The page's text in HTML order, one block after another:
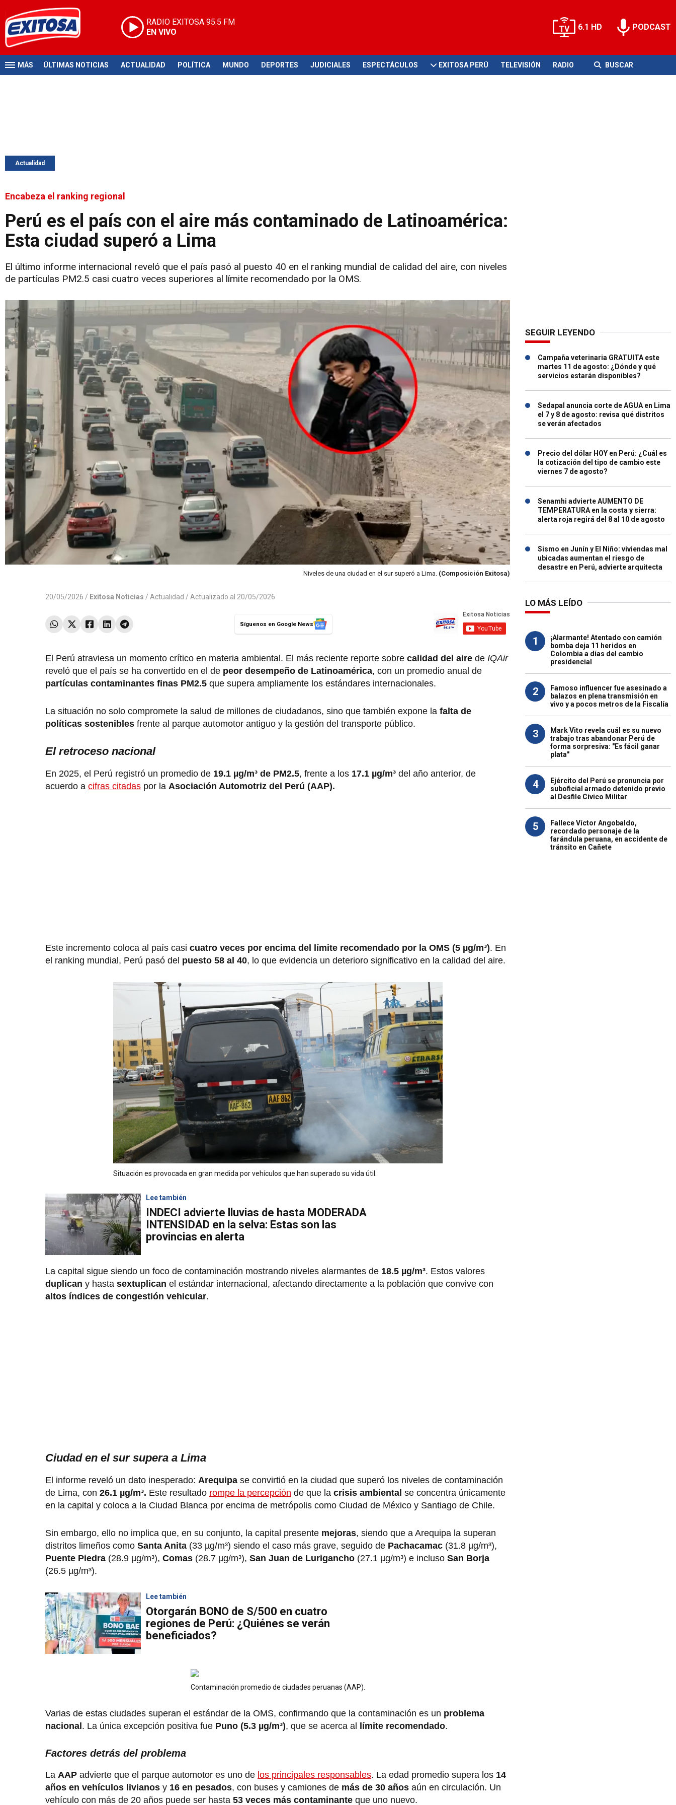
RADIO EXITOSA 95.5 FM
EN VIVO
6.1 HD PODCAST
MÁS ÚLTIMAS NOTICIAS ACTUALIDAD POLÍTICA MUNDO DEPORTES JUDICIALES ESPECTÁCULOS EXITOSA PERÚ TELEVISIÓN RADIO BUSCAR
Actualidad
Encabeza el ranking regional
Perú es el país con el aire más contaminado de Latinoamérica:
Esta ciudad superó a Lima
El último informe internacional reveló que el país pasó al puesto 40 en el ranking mundial de calidad del aire, con niveles
de partículas PM2.5 casi cuatro veces superiores al límite recomendado por la OMS.
Niveles de una ciudad en el sur superó a Lima. (Composición Exitosa)
20/05/2026 / Exitosa Noticias / Actualidad / Actualizado al 20/05/2026
Síguenos en Google News
El Perú atraviesa un momento crítico en materia ambiental. El más reciente reporte sobre calidad del aire de IQAir
reveló que el país se ha convertido en el de peor desempeño de Latinoamérica, con un promedio anual de
partículas contaminantes finas PM2.5 que supera ampliamente los estándares internacionales.
La situación no solo compromete la salud de millones de ciudadanos, sino que también expone la falta de
políticas sostenibles frente al parque automotor antiguo y la gestión del transporte público.
El retroceso nacional
En 2025, el Perú registró un promedio de 19.1 µg/m³ de PM2.5, frente a los 17.1 µg/m³ del año anterior, de
acuerdo a cifras citadas por la Asociación Automotriz del Perú (AAP).
Este incremento coloca al país casi cuatro veces por encima del límite recomendado por la OMS (5 µg/m³). En
el ranking mundial, Perú pasó del puesto 58 al 40, lo que evidencia un deterioro significativo en la calidad del aire.
Situación es provocada en gran medida por vehículos que han superado su vida útil.
Lee también
INDECI advierte lluvias de hasta MODERADA
INTENSIDAD en la selva: Estas son las
provincias en alerta
La capital sigue siendo un foco de contaminación mostrando niveles alarmantes de 18.5 µg/m³. Estos valores
duplican y hasta sextuplican el estándar internacional, afectando directamente a la población que convive con
altos índices de congestión vehicular.
Ciudad en el sur supera a Lima
El informe reveló un dato inesperado: Arequipa se convirtió en la ciudad que superó los niveles de contaminación
de Lima, con 26.1 µg/m³. Este resultado rompe la percepción de que la crisis ambiental se concentra únicamente
en la capital y coloca a la Ciudad Blanca por encima de metrópolis como Ciudad de México y Santiago de Chile.
Sin embargo, ello no implica que, en su conjunto, la capital presente mejoras, siendo que a Arequipa la superan
distritos limeños como Santa Anita (33 µg/m³) siendo el caso más grave, seguido de Pachacamac (31.8 µg/m³),
Puente Piedra (28.9 µg/m³), Comas (28.7 µg/m³), San Juan de Lurigancho (27.1 µg/m³) e incluso San Borja
(26.5 µg/m³).
Lee también
Otorgarán BONO de S/500 en cuatro
regiones de Perú: ¿Quiénes se verán
beneficiados?
Contaminación promedio de ciudades peruanas (AAP).
Varias de estas ciudades superan el estándar de la OMS, confirmando que la contaminación es un problema
nacional . La única excepción positiva fue Puno (5.3 µg/m³), que se acerca al límite recomendado.
Factores detrás del problema
La AAP advierte que el parque automotor es uno de los principales responsables. La edad promedio supera los 14
años en vehículos livianos y 16 en pesados, con buses y camiones de más de 30 años aún en circulación. Un
vehículo con más de 20 años puede ser hasta 53 veces más contaminante que uno nuevo.
SEGUIR LEYENDO
Campaña veterinaria GRATUITA este
martes 11 de agosto: ¿Dónde y qué
servicios estarán disponibles?
Sedapal anuncia corte de AGUA en Lima
el 7 y 8 de agosto: revisa qué distritos
se verán afectados
Precio del dólar HOY en Perú: ¿Cuál es
la cotización del tipo de cambio este
viernes 7 de agosto?
Senamhi advierte AUMENTO DE
TEMPERATURA en la costa y sierra:
alerta roja regirá del 8 al 10 de agosto
Sismo en Junín y El Niño: viviendas mal
ubicadas aumentan el riesgo de
desastre en Perú, advierte arquitecta
LO MÁS LEÍDO
1
¡Alarmante! Atentado con camión
bomba deja 11 heridos en
Colombia a días del cambio
presidencial
2
Famoso influencer fue asesinado a
balazos en plena transmisión en
vivo y a pocos metros de la Fiscalía
3
Mark Vito revela cuál es su nuevo
trabajo tras abandonar Perú de
forma sorpresiva: "Es fácil ganar
plata"
4
Ejército del Perú se pronuncia por
suboficial armado detenido previo
al Desfile Cívico Militar
5
Fallece Víctor Angobaldo,
recordado personaje de la
farándula peruana, en accidente de
tránsito en Cañete